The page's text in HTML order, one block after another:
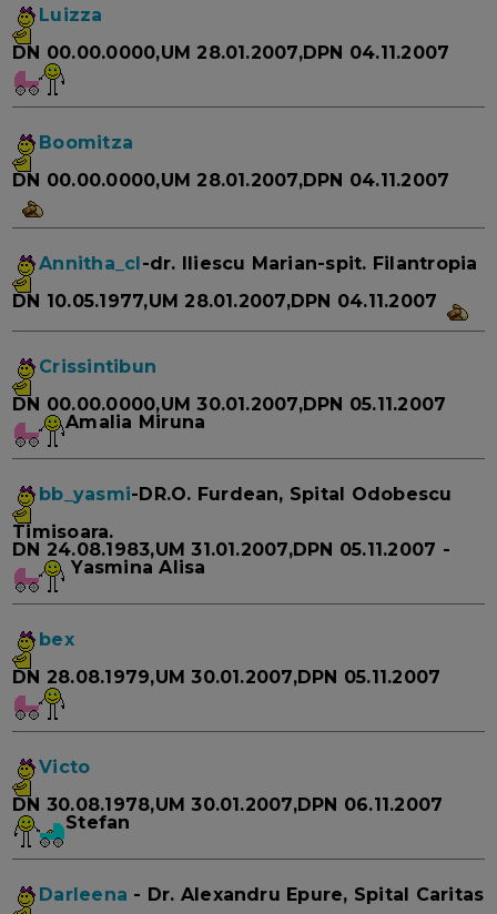
Luizza
DN 00.00.0000,UM 28.01.2007,DPN 04.11.2007
Boomitza
DN 00.00.0000,UM 28.01.2007,DPN 04.11.2007
Annitha_cl-dr. Iliescu Marian-spit. Filantropia
DN 10.05.1977,UM 28.01.2007,DPN 04.11.2007
Crissintibun
DN 00.00.0000,UM 30.01.2007,DPN 05.11.2007
Amalia Miruna
bb_yasmi-DR.O. Furdean, Spital Odobescu
Timisoara.
DN 24.08.1983,UM 31.01.2007,DPN 05.11.2007 -
Yasmina Alisa
bex
DN 28.08.1979,UM 30.01.2007,DPN 05.11.2007
Victo
DN 30.08.1978,UM 30.01.2007,DPN 06.11.2007
Stefan
Darleena - Dr. Alexandru Epure, Spital Caritas